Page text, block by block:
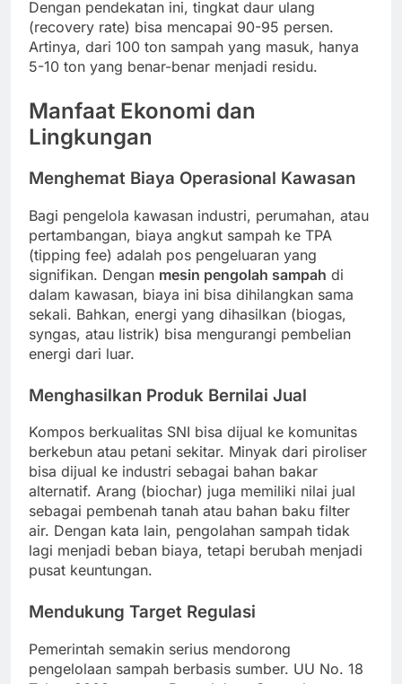
Dengan pendekatan ini, tingkat daur ulang
(recovery rate) bisa mencapai 90-95 persen.
Artinya, dari 100 ton sampah yang masuk, hanya
5-10 ton yang benar-benar menjadi residu.
Manfaat Ekonomi dan
Lingkungan
Menghemat Biaya Operasional Kawasan
Bagi pengelola kawasan industri, perumahan, atau
pertambangan, biaya angkut sampah ke TPA
(tipping fee) adalah pos pengeluaran yang
signifikan. Dengan mesin pengolah sampah di
dalam kawasan, biaya ini bisa dihilangkan sama
sekali. Bahkan, energi yang dihasilkan (biogas,
syngas, atau listrik) bisa mengurangi pembelian
energi dari luar.
Menghasilkan Produk Bernilai Jual
Kompos berkualitas SNI bisa dijual ke komunitas
berkebun atau petani sekitar. Minyak dari piroliser
bisa dijual ke industri sebagai bahan bakar
alternatif. Arang (biochar) juga memiliki nilai jual
sebagai pembenah tanah atau bahan baku filter
air. Dengan kata lain, pengolahan sampah tidak
lagi menjadi beban biaya, tetapi berubah menjadi
pusat keuntungan.
Mendukung Target Regulasi
Pemerintah semakin serius mendorong
pengelolaan sampah berbasis sumber. UU No. 18